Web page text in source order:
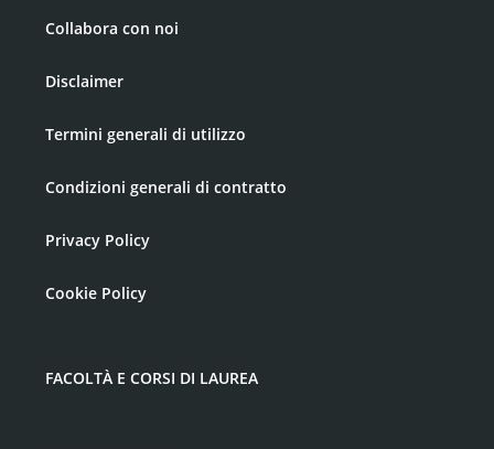
Collabora con noi
Disclaimer
Termini generali di utilizzo
Condizioni generali di contratto
Privacy Policy
Cookie Policy
FACOLTÀ E CORSI DI LAUREA